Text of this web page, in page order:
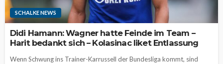
SCHALKE NEWS
Didi Hamann: Wagner hatte Feinde im Team –
Harit bedankt sich – Kolasinac liket Entlassung
Wenn Schwung ins Trainer-Karrussell der Bundesliga kommt, sind